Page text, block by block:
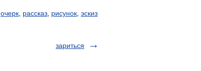
очерк рассказ рисунок эскиз
зариться